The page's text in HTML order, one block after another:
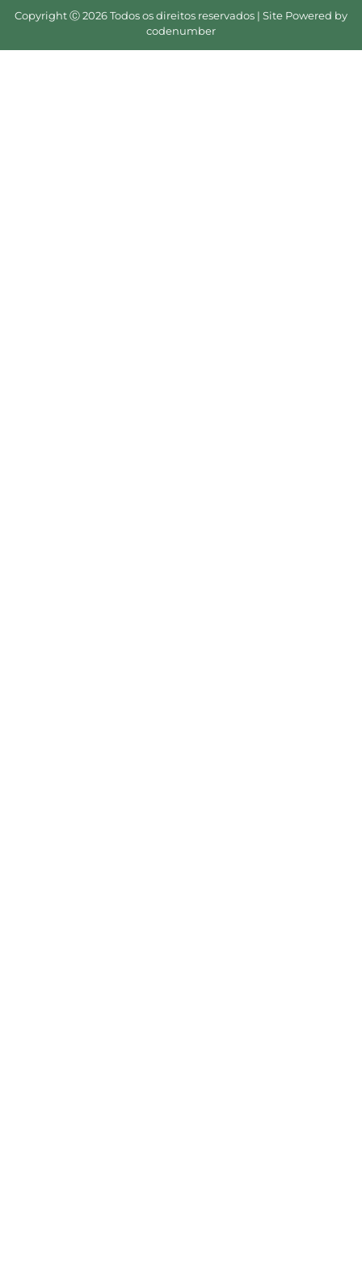
Copyright Ⓒ 2026 Todos os direitos reservados | Site Powered by
codenumber